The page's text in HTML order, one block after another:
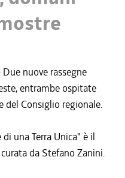
nuove rassegne
entrambe ospitate
del Consiglio regionale.
una Terra Unica" è il
da Stefano Zanini.